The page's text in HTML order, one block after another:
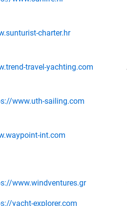
charter.hr
travel-yachting.com
www.uth-sailing.com
int.com
www.windventures.gr
yacht-explorer.com